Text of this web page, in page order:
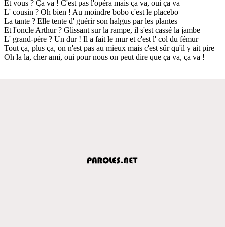
Et vous ? Ça va ! C'est pas l'opéra mais ça va, oui ça va
L' cousin ? Oh bien ! Au moindre bobo c'est le placebo
La tante ? Elle tente d' guérir son halgus par les plantes
Et l'oncle Arthur ? Glissant sur la rampe, il s'est cassé la jambe
L' grand-père ? Un dur ! Il a fait le mur et c'est l' col du fémur
Tout ça, plus ça, on n'est pas au mieux mais c'est sûr qu'il y ait pire
Oh la la, cher ami, oui pour nous on peut dire que ça va, ça va !